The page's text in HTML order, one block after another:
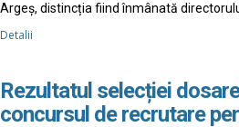
Argeș, distincția fiind înmânată
Detalii
Rezultatul selecției
concursul de recrutare